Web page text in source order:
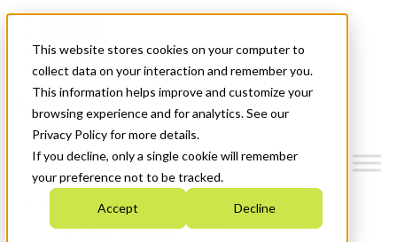
This website stores cookies on your computer to
collect data on your interaction and remember you.
This information helps improve and customize your
browsing experience and for analytics. See our
Privacy Policy for more details.
If you decline, only a single cookie will remember
your preference not to be tracked.
Accept Decline
News & Events
Get Started
Menu
Who We Are
Strategic Plan 2026-2030